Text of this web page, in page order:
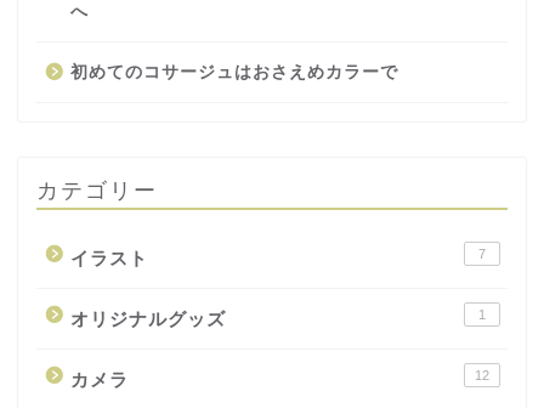
へ
初めてのコサージュはおさえめカラーで
カテゴリー
イラスト 7
オリジナルグッズ 1
カメラ 12